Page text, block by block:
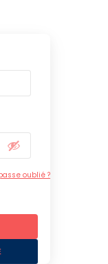
oublié ?